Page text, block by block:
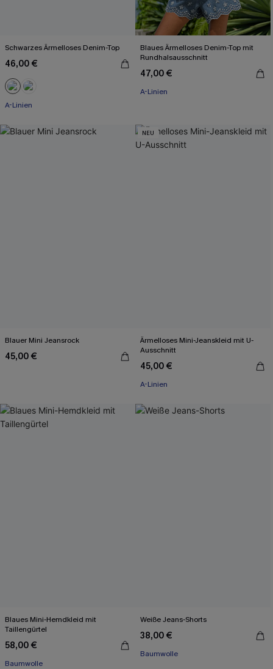
Schwarzes Ärmelloses Denim-Top
46,00 €
A-Linien
Blaues Ärmelloses Denim-Top mit
Rundhalsausschnitt
47,00 €
A-Linien
Blauer Mini Jeansrock
45,00 €
NEU
Ärmelloses Mini-Jeanskleid mit U-
Ausschnitt
45,00 €
A-Linien
Blaues Mini-Hemdkleid mit
Taillengürtel
58,00 €
Baumwolle
Weiße Jeans-Shorts
38,00 €
Baumwolle